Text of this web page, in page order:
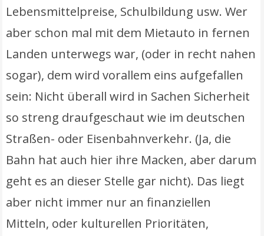
Lebensmittelpreise, Schulbildung usw. Wer
aber schon mal mit dem Mietauto in fernen
Landen unterwegs war, (oder in recht nahen
sogar), dem wird vorallem eins aufgefallen
sein: Nicht überall wird in Sachen Sicherheit
so streng draufgeschaut wie im deutschen
Straßen- oder Eisenbahnverkehr. (Ja, die
Bahn hat auch hier ihre Macken, aber darum
geht es an dieser Stelle gar nicht). Das liegt
aber nicht immer nur an finanziellen
Mitteln, oder kulturellen Prioritäten,